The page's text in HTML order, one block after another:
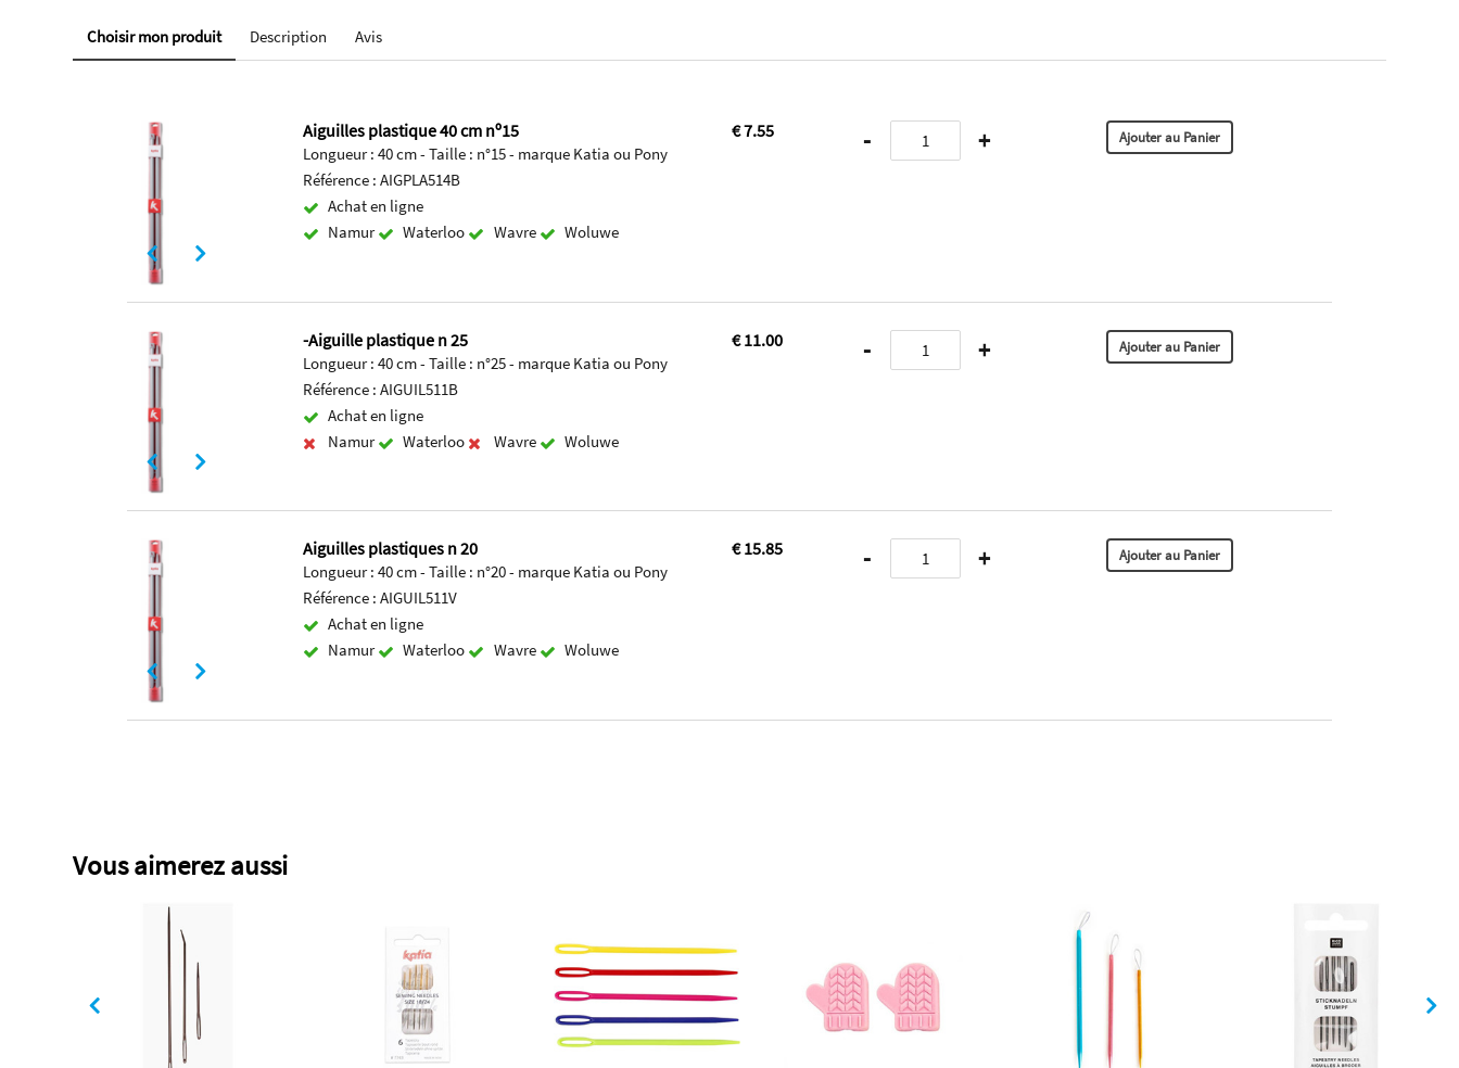
Choisir mon produit Description Avis
Aiguilles plastique 40 cm nº15
Longueur : 40 cm - Taille : n°15 - marque Katia ou Pony
Référence : AIGPLA514B
Achat en ligne
Namur
Waterloo Wavre Woluwe
€ 7.55 - +
-Aiguille plastique n 25
Longueur : 40 cm - Taille : n°25 - marque Katia ou Pony
Référence : AIGUIL511B
Achat en ligne
Namur
Waterloo Wavre Woluwe
€ 11.00 - +
Aiguilles plastiques n 20
Longueur : 40 cm - Taille : n°20 - marque Katia ou Pony
Référence : AIGUIL511V
Achat en ligne
Namur
Waterloo Wavre Woluwe
€ 15.85 - +
Vous aimerez aussi